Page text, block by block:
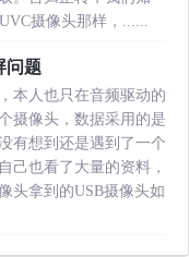
摄像头那样，......
问题
本人也只在音频驱动的
摄像头，数据采用的是
有想到还是遇到了一个
己也看了大量的资料，
头拿到的USB摄像头如